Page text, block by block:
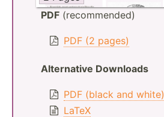
PDF (recommended)
PDF (2 pages)
Alternative Downloads
PDF (black and white)
LaTeX